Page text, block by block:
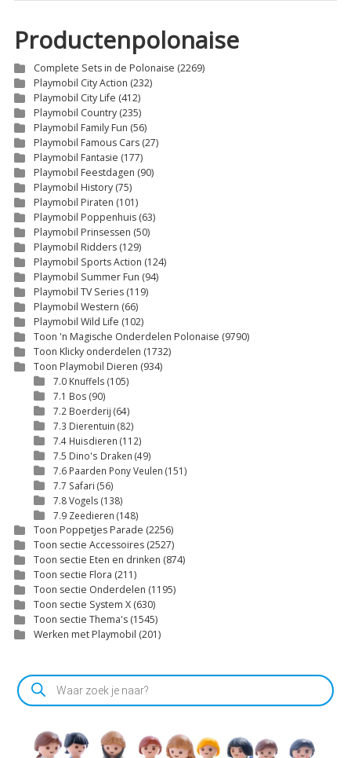
Productenpolonaise
Complete Sets in de Polonaise (2269)
Playmobil City Action (232)
Playmobil City Life (412)
Playmobil Country (235)
Playmobil Family Fun (56)
Playmobil Famous Cars (27)
Playmobil Fantasie (177)
Playmobil Feestdagen (90)
Playmobil History (75)
Playmobil Piraten (101)
Playmobil Poppenhuis (63)
Playmobil Prinsessen (50)
Playmobil Ridders (129)
Playmobil Sports Action (124)
Playmobil Summer Fun (94)
Playmobil TV Series (119)
Playmobil Western (66)
Playmobil Wild Life (102)
Toon 'n Magische Onderdelen Polonaise (9790)
Toon Klicky onderdelen (1732)
Toon Playmobil Dieren (934)
7.0 Knuffels (105)
7.1 Bos (90)
7.2 Boerderij (64)
7.3 Dierentuin (82)
7.4 Huisdieren (112)
7.5 Dino's Draken (49)
7.6 Paarden Pony Veulen (151)
7.7 Safari (56)
7.8 Vogels (138)
7.9 Zeedieren (148)
Toon Poppetjes Parade (2256)
Toon sectie Accessoires (2527)
Toon sectie Eten en drinken (874)
Toon sectie Flora (211)
Toon sectie Onderdelen (1195)
Toon sectie System X (630)
Toon sectie Thema's (1545)
Werken met Playmobil (201)
Producten
zoeken